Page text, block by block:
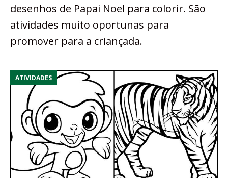
desenhos de Papai Noel para colorir. São
atividades muito oportunas para
promover para a criançada.
ATIVIDADES